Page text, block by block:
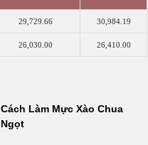
29,729.66 30,984.19
26,030.00 26,410.00
Cách Làm Mực Xào Chua
Ngọt